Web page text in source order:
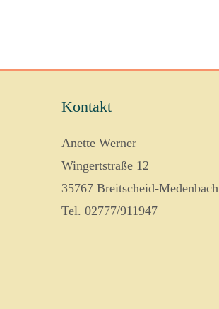
Kontakt
Anette Werner
Wingertstraße 12
35767 Breitscheid-Medenbach
Tel. 02777/911947